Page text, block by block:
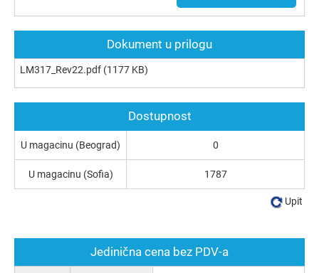
Dokument u prilogu
LM317_Rev22.pdf (1177 KB)
Jedinična cena bez PDV-a
Dostupnost
U magacinu (Beograd) 0
U magacinu (Sofia) 1787
Upit